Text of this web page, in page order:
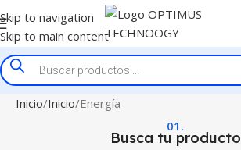
Skip to navigation
Skip to main content
Inicio Inicio Energía
01.
Busca tu producto